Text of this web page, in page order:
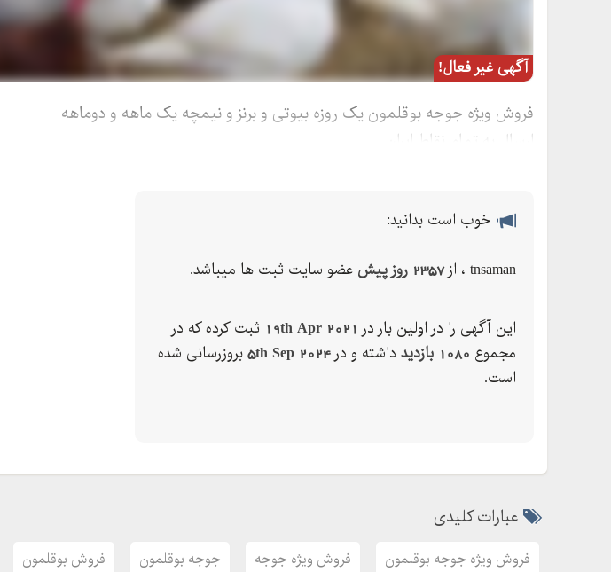
آگهی غیر فعال!
فروش ویژه جوجه بوقلمون یک روزه بیوتی و برنز و نیمچه یک ماهه و دوماهه
ارسال به تمام نقاط ایران
خوب است بدانید:
tnsaman ، از 2357 روز پیش عضو سایت ثبت ها میباشد.
این آگهی را در اولین بار در 19th Apr 2021 ثبت کرده که در
مجموع 1080 بازدید داشته و در 5th Sep 2024 بروزرسانی شده
است.
عبارات کلیدی
فروش ویژه جوجه بوقلمون فروش ویژه جوجه جوجه بوقلمون فروش بوقلمون